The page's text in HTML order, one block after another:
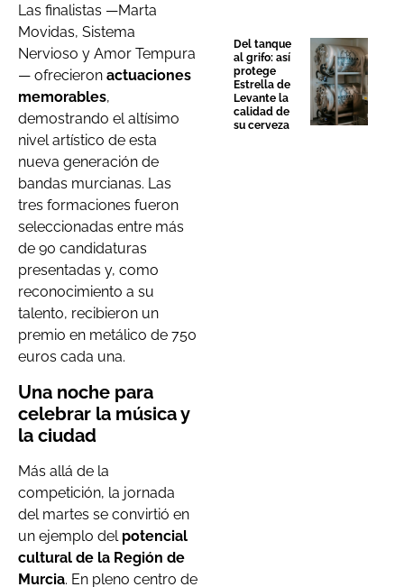
Las finalistas —Marta
Movidas, Sistema
Nervioso y Amor Tempura
— ofrecieron actuaciones
memorables,
demostrando el altísimo
nivel artístico de esta
nueva generación de
bandas murcianas. Las
tres formaciones fueron
seleccionadas entre más
de 90 candidaturas
presentadas y, como
reconocimiento a su
talento, recibieron un
premio en metálico de 750
euros cada una.
Una noche para
celebrar la música y
la ciudad
Más allá de la
competición, la jornada
del martes se convirtió en
un ejemplo del potencial
cultural de la Región de
Murcia. En pleno centro de
Del tanque
al grifo: así
protege
Estrella de
Levante la
calidad de
su cerveza